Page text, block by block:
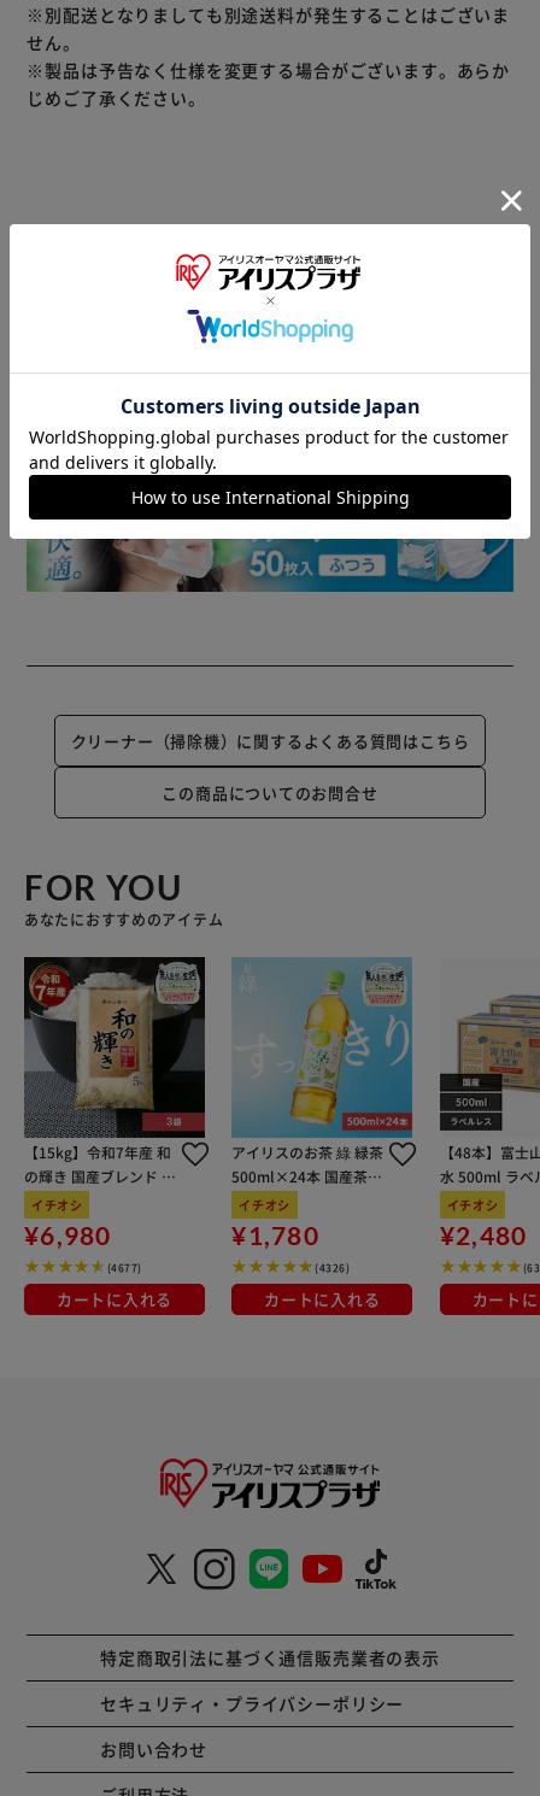
※別配送となりましても別途送料が発生することはございま
せん。
※製品は予告なく仕様を変更する場合がございます。あらか
じめご了承ください。
▼ 食品・飲料おすすめ ▼
クリーナー（掃除機）に関するよくある質問はこちら
この商品についてのお問合せ
FOR YOU
あなたにおすすめのアイテム
【15kg】令和7年産 和
の輝き 国産ブレンド 5
kg×3袋
イチオシ
¥6,980
(4677)
カートに入れる
アイリスのお茶 綠 緑茶
500ml×24本 国産茶葉
100％使用
イチオシ
¥1,780
(4326)
カートに入れる
【48本】富士
水 500ml ラベ
イチオシ
¥2,480
カート
特定商取引法に基づく通信販売業者の表示
セキュリティ・プライバシーポリシー
お問い合わせ